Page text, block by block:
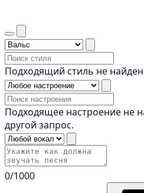
Подходящий стиль не
Подходящее настроение не
другой запрос.
0/1000